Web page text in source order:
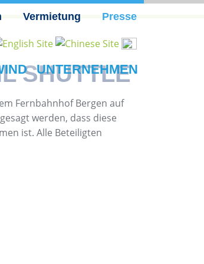
Vermietung Presse
UNTERNEHMEN
SHUTTLE
Fernbahnhof Bergen auf
werden, dass diese
ist. Alle Beteiligten